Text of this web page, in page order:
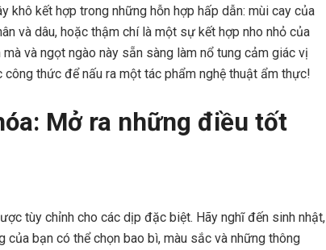
khô kết hợp trong những hỗn hợp hấp dẫn: mùi cay của
và dâu, hoặc thậm chí là một sự kết hợp nho nhỏ của
và ngọt ngào này sẵn sàng làm nổ tung cảm giác vị
thức để nấu ra một tác phẩm nghệ thuật ẩm thực!
Mở ra những điều tốt
tùy chỉnh cho các dịp đặc biệt. Hãy nghĩ đến sinh nhật,
bạn có thể chọn bao bì, màu sắc và những thông